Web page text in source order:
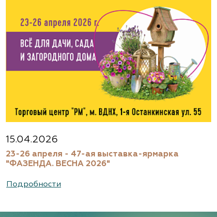
Агрофирма «Флос»
Московская область, г. Старая Купавна,
Акрихиновское шоссе, д. 10
Агрофирма «Флос»
Московская область, Ногинский р-н
(495) 133-1097
15.04.2026
23-26 апреля - 47-ая выставка-ярмарка
"ФАЗЕНДА. ВЕСНА 2026"
Подробности